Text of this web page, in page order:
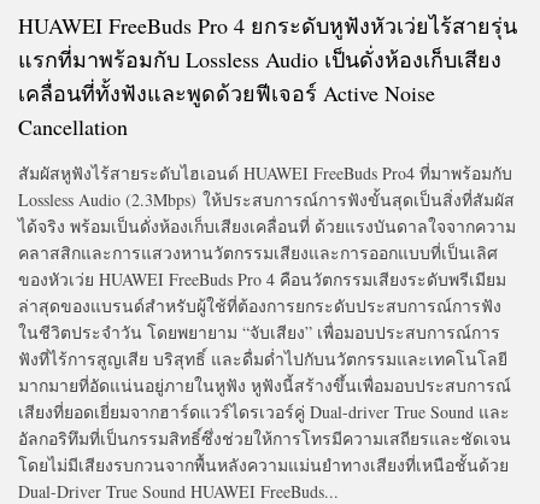
HUAWEI FreeBuds Pro 4 ยกระดับหูฟังหัวเว่ยไร้สายรุ่น
แรกที่มาพร้อมกับ Lossless Audio เป็นดั่งห้องเก็บเสียง
เคลื่อนที่ทั้งฟังและพูดด้วยฟีเจอร์ Active Noise
Cancellation
สัมผัสหูฟังไร้สายระดับไฮเอนด์ HUAWEI FreeBuds Pro4 ที่มาพร้อมกับ
Lossless Audio (2.3Mbps) ให้ประสบการณ์การฟังขั้นสุดเป็นสิ่งที่สัมผัส
ได้จริง พร้อมเป็นดั่งห้องเก็บเสียงเคลื่อนที่ ด้วยแรงบันดาลใจจากความ
คลาสสิกและการแสวงหานวัตกรรมเสียงและการออกแบบที่เป็นเลิศ
ของหัวเว่ย HUAWEI FreeBuds Pro 4 คือนวัตกรรมเสียงระดับพรีเมียม
ล่าสุดของแบรนด์สําหรับผู้ใช้ที่ต้องการยกระดับประสบการณ์การฟัง
ในชีวิตประจําวัน โดยพยายาม “จับเสียง” เพื่อมอบประสบการณ์การ
ฟังที่ไร้การสูญเสีย บริสุทธิ์ และดื่มด่ำไปกับนวัตกรรมและเทคโนโลยี
มากมายที่อัดแน่นอยู่ภายในหูฟัง หูฟังนี้สร้างขึ้นเพื่อมอบประสบการณ์
เสียงที่ยอดเยี่ยมจากฮาร์ดแวร์ไดรเวอร์คู่ Dual-driver True Sound และ
อัลกอริทึมที่เป็นกรรมสิทธิ์ซึ่งช่วยให้การโทรมีความเสถียรและชัดเจน
โดยไม่มีเสียงรบกวนจากพื้นหลังความแม่นยำทางเสียงที่เหนือชั้นด้วย
Dual-Driver True Sound HUAWEI FreeBuds...